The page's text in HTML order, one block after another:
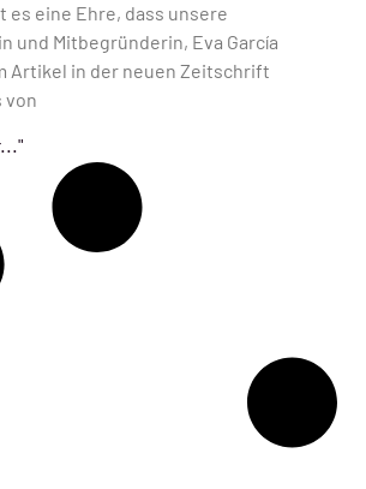
es eine Ehre, dass unsere
und Mitbegründerin, Eva García
Artikel in der neuen Zeitschrift
von